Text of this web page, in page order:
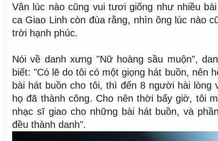
Vân lúc nào cũng vui tươi giống như nhiều
ca Giao Linh còn đùa rằng, nhìn ông lúc nào
trời hạnh phúc.
Nói về danh xưng "Nữ hoàng sầu muộn",
biết: "Có lẽ do tôi có một giọng hát buồn, nên
bài hát buồn cho tôi, thì đến 8 người hài lòng
họ đã thành công. Cho nên thời bấy giờ, tôi
nhạc sĩ giao cho những bài hát buồn, và
đều thành danh".